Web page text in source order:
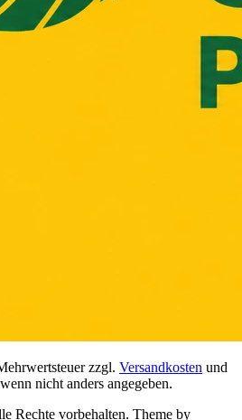
zzgl. Versandkosten und
nicht anders angegeben.
Rechte vorbehalten. Theme by